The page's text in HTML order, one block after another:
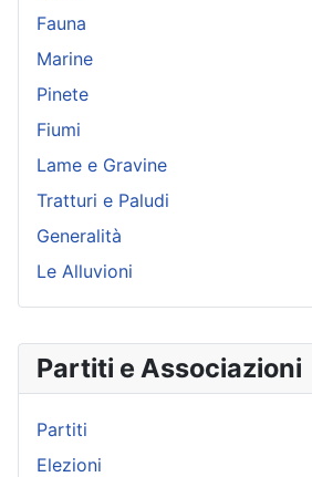
Partiti e Associazioni
Partiti
Elezioni
Fauna
Marine
Pinete
Fiumi
Lame e Gravine
Tratturi e Paludi
Generalità
Le Alluvioni